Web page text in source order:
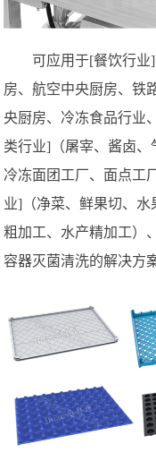
可应用于[餐饮行
房、航空中央厨房、铁
央厨房、冷冻食品行业
类行业]（屠宰、酱卤、
冷冻面团工厂、面点工
业]（净菜、鲜果切、
粗加工、水产精加工）
容器灭菌清洗的解决方